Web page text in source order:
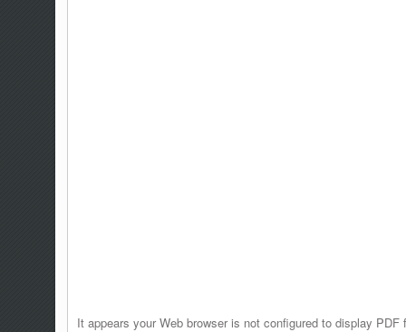
It appears your Web browser is not configured to display